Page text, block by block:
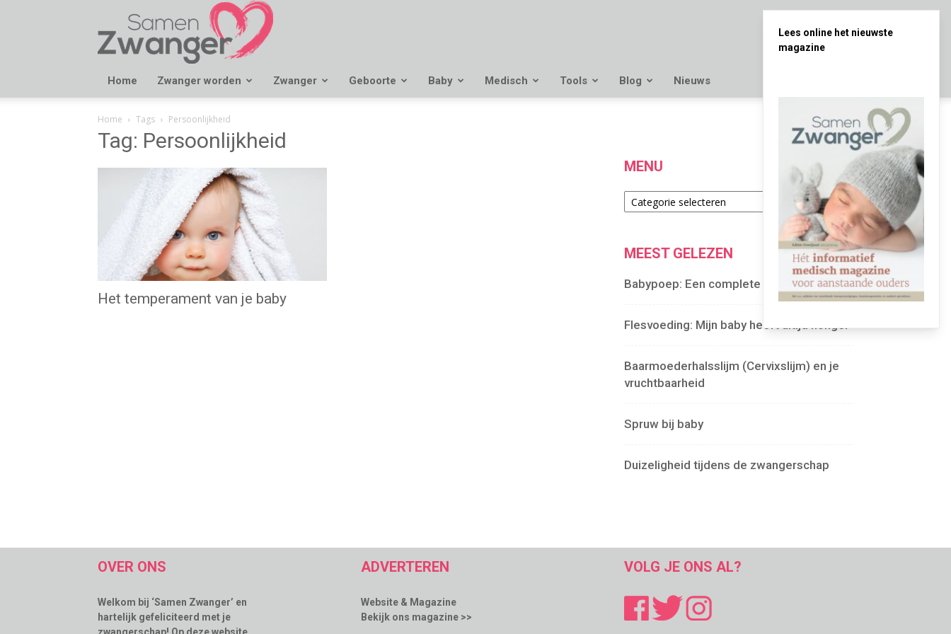
Samen
Zwanger
Home Zwanger worden Zwanger Geboorte Baby Medisch Tools Blog Nieuws
Home Tags Persoonlijkheid
Tag: Persoonlijkheid
Het temperament van je baby
MENU
Menu
MEEST GELEZEN
Babypoep: Een complete gids
Flesvoeding: Mijn baby heeft altijd honger
Baarmoederhalsslijm (Cervixslijm) en je
vruchtbaarheid
Spruw bij baby
Duizeligheid tijdens de zwangerschap
OVER ONS
Welkom bij ‘Samen Zwanger’ en
hartelijk gefeliciteerd met je
ADVERTEREN
Website & Magazine
Bekijk ons magazine >>
VOLG JE ONS AL?
Lees online het nieuwste
magazine